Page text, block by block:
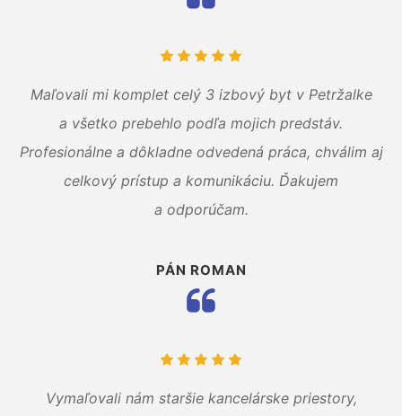
Maľovali mi komplet celý 3 izbový byt v Petržalke
a všetko prebehlo podľa mojich predstáv.
Profesionálne a dôkladne odvedená práca, chválim aj
celkový prístup a komunikáciu. Ďakujem
a odporúčam.
PÁN ROMAN
Vymaľovali nám staršie kancelárske priestory,